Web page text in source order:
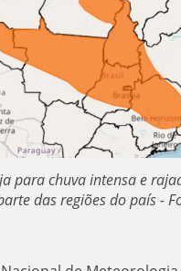
para chuva intensa e
das regiões do país -